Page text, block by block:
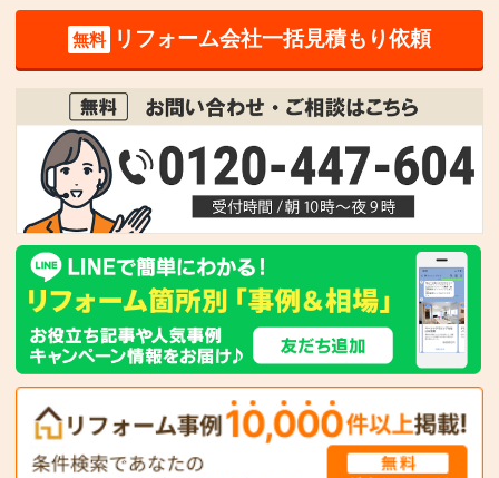
無料 リフォーム会社一括見積もり依頼